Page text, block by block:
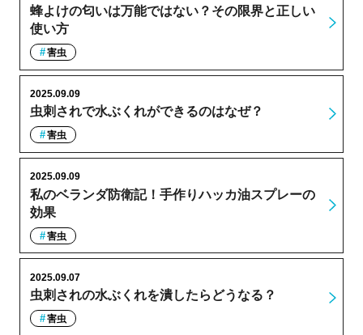
蜂よけの匂いは万能ではない？その限界と正しい
使い方
害虫
虫刺されで水ぶくれができるのはなぜ？
2025.09.09
害虫
私のベランダ防衛記！手作りハッカ油スプレーの
効果
2025.09.09
害虫
虫刺されの水ぶくれを潰したらどうなる？
2025.09.07
害虫